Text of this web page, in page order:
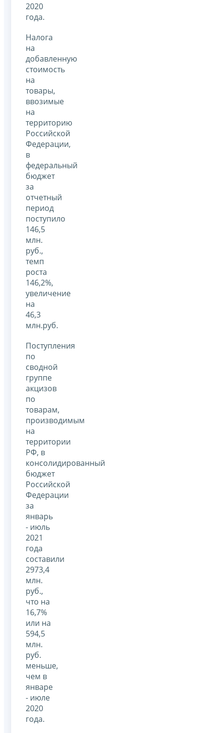
2020
года.
Налога
на
добавленную
стоимость
на
товары,
ввозимые
на
территорию
Российской
Федерации,
в
федеральный
бюджет
за
отчетный
период
поступило
146,5
млн.
руб.,
темп
роста
146,2%,
увеличение
на
46,3
млн.руб.
Поступления
по
сводной
группе
акцизов
по
товарам,
производимым
на
территории
РФ, в
консолидированный
бюджет
Российской
Федерации
за
январь
- июль
2021
года
составили
2973,4
млн.
руб.,
что на
16,7%
или на
594,5
млн.
руб.
меньше,
чем в
январе
- июле
2020
года.